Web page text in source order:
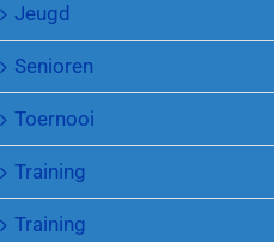
Jeugd
Senioren
Toernooi
Training
Training